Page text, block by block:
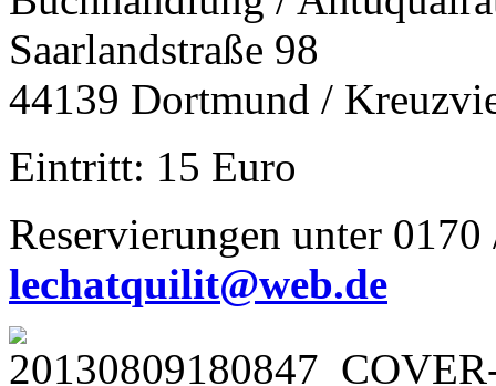
Saarlandstraße 98
44139 Dortmund /
Eintritt: 15 Euro
Reservierungen unter
lechatquilit@web.de